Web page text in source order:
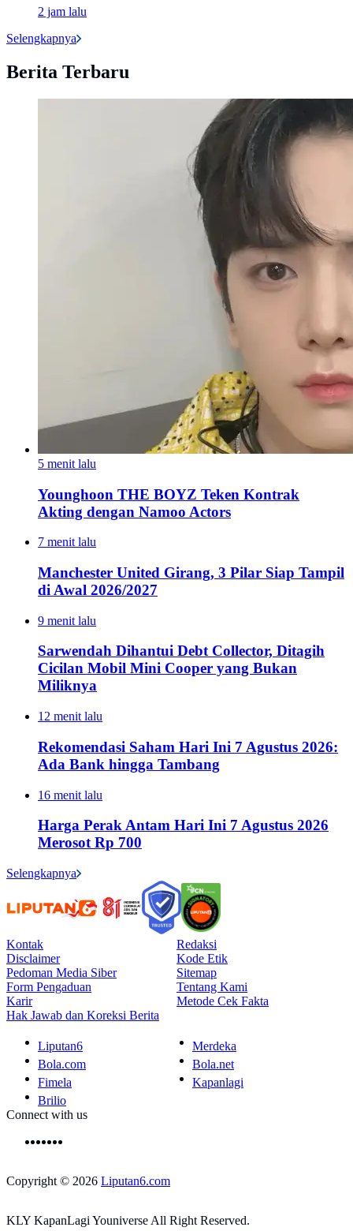
2 jam lalu
Selengkapnya
Berita Terbaru
5 menit lalu
Younghoon THE BOYZ Teken Kontrak
Akting dengan Namoo Actors
7 menit lalu
Manchester United Girang, 3 Pilar Siap Tampil
di Awal 2026/2027
9 menit lalu
Sarwendah Dihantui Debt Collector, Ditagih
Cicilan Mobil Mini Cooper yang Bukan
Miliknya
12 menit lalu
Rekomendasi Saham Hari Ini 7 Agustus 2026:
Ada Bank hingga Tambang
16 menit lalu
Harga Perak Antam Hari Ini 7 Agustus 2026
Merosot Rp 700
Selengkapnya
Kontak
Redaksi
Disclaimer
Kode Etik
Pedoman Media Siber
Sitemap
Form Pengaduan
Tentang Kami
Karir
Metode Cek Fakta
Hak Jawab dan Koreksi Berita
Liputan6
Merdeka
Bola.com
Bola.net
Fimela
Kapanlagi
Brilio
Connect with us
Copyright © 2026 Liputan6.com
KLY KapanLagi Youniverse All Right Reserved.